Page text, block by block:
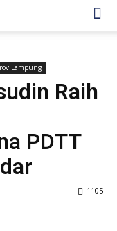
Lampung
Raih
PDTT
1105